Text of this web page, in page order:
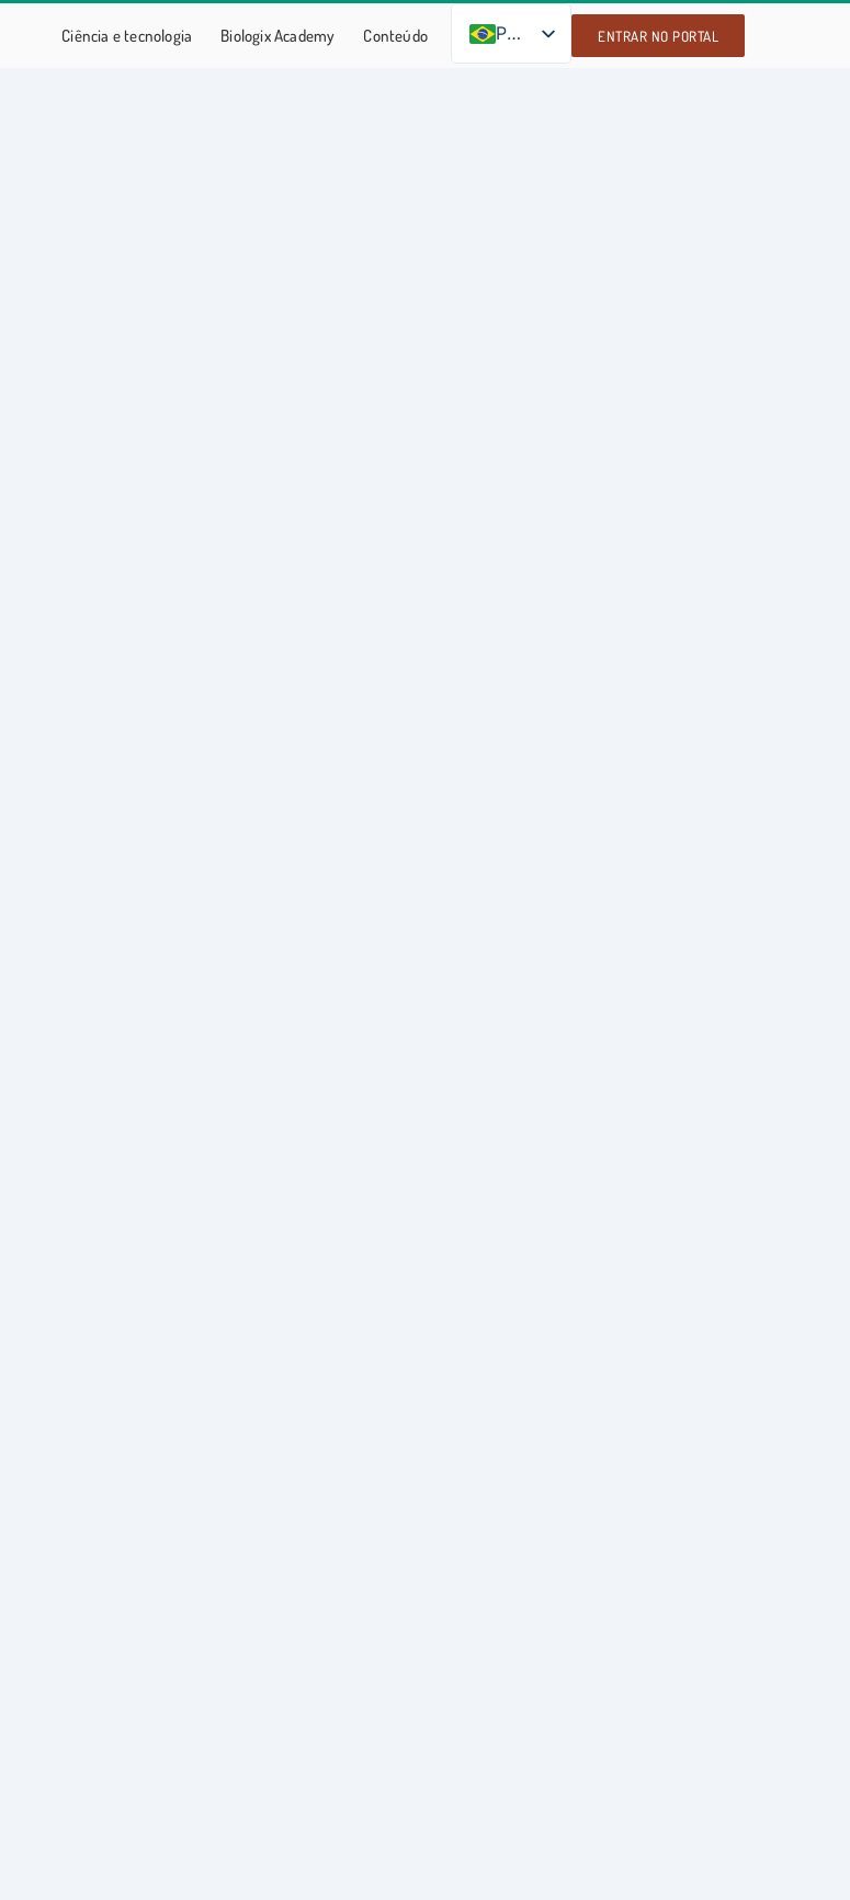
Ciência e tecnologia Biologix Academy Conteúdo PT-BR ENTRAR NO PORTAL